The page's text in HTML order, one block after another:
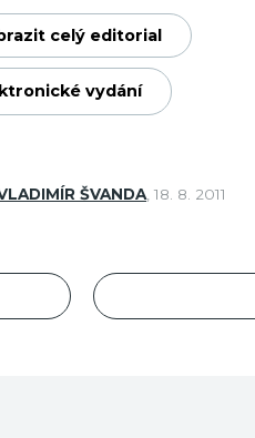
celý editorial
vydání
ŠVANDA,18. 8. 2011